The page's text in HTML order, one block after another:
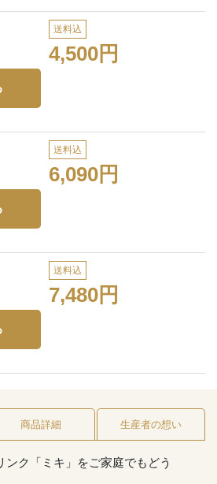
送料込
4,500円
送料込
6,090円
送料込
7,480円
商品詳細 生産者の想い
ンク「ミキ」をご家庭でもどう